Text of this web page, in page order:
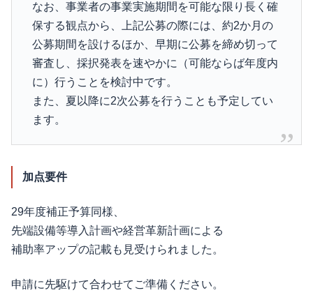
なお、事業者の事業実施期間を可能な限り長く確
保する観点から、上記公募の際には、約2か月の
公募期間を設けるほか、早期に公募を締め切って
審査し、採択発表を速やかに（可能ならば年度内
に）行うことを検討中です。
また、夏以降に2次公募を行うことも予定してい
ます。
加点要件
29年度補正予算同様、
先端設備等導入計画や経営革新計画による
補助率アップの記載も見受けられました。
申請に先駆けて合わせてご準備ください。